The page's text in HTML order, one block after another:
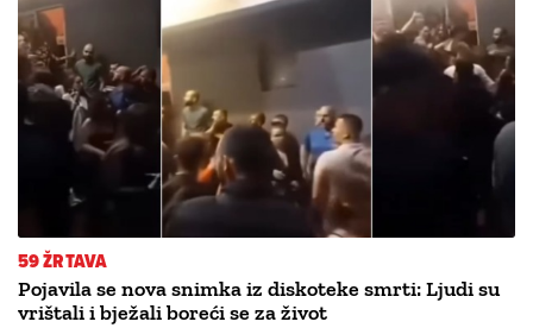
59 ŽRTAVA
Pojavila se nova snimka iz diskoteke smrti: Ljudi su
vrištali i bježali boreći se za život